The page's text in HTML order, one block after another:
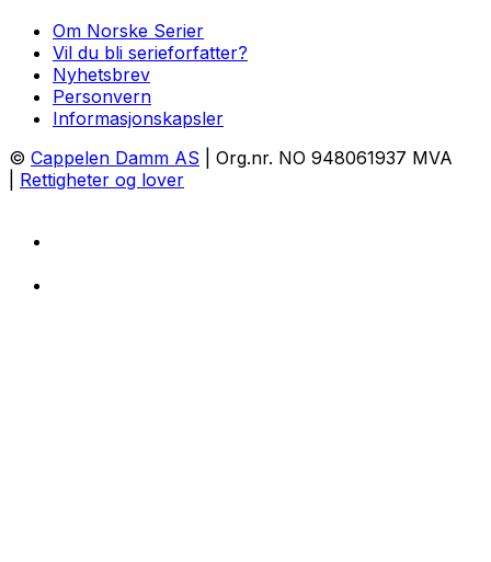
Om Norske Serier
Vil du bli serieforfatter?
Nyhetsbrev
Personvern
Informasjonskapsler
© Cappelen Damm AS | Org.nr. NO 948061937 MVA
Rettigheter og lover